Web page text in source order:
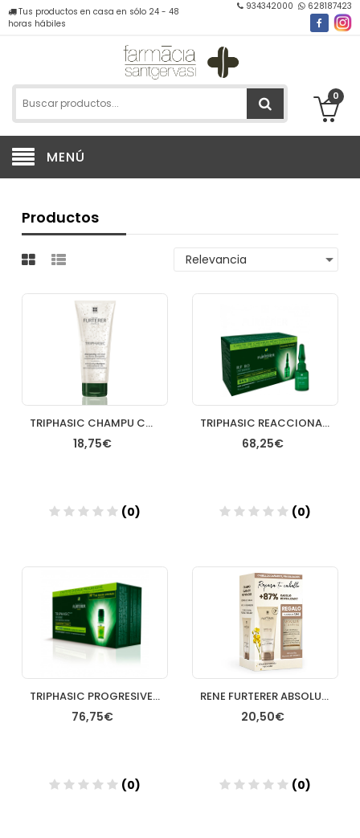
Tus productos en casa en sólo 24 - 48
horas hábiles
934342000 628187423
0
MENÚ
Productos
TRIPHASIC CHAMPU COMPLEMENTO ANTICAIDA RENE FURT 2
18,75€
(0)
TRIPHASIC REACCIONAL ANTICAIDA CONCENTRADO 12 AMP 5 ML
68,25€
(0)
Añadir
TRIPHASIC PROGRESIVE TRATAMIENTO ANTICAIDA RENE FURTERER 8 FRASCOS 55 ML
76,75€
(0)
RENE FURTERER ABSOLUE KERATINE CHAMPU REPARADOR 200ML
20,50€
(0)